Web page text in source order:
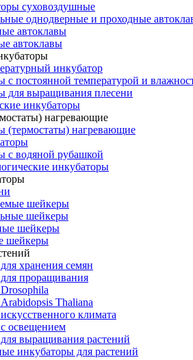
суховоздушные
однодверные и проходные
автоклавы
автоклавы
инкубатор
с постоянной температурой и
для выращивания плесени
инкубаторы
нагревающие
(термостаты) нагревающие
с водяной рубашкой
инкубаторы
шейкеры
шейкеры
шейкеры
шейкеры
хранения семян
проращивания
Thaliana
климата
освещением
выращивания растений
инкубаторы для растений